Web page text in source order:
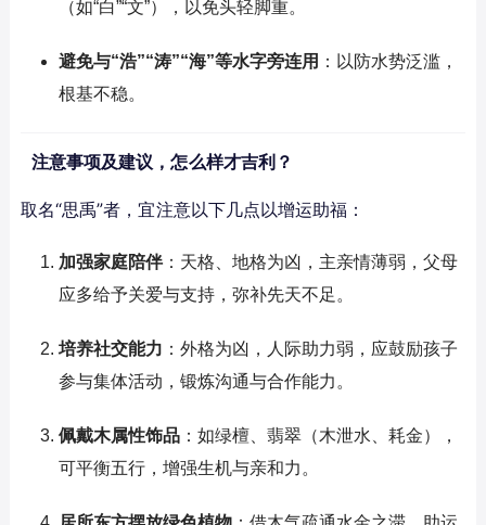
（如“白”“文”），以免头轻脚重。
避免与“浩”“涛”“海”等水字旁连用 ：以防水势泛滥，
根基不稳。
注意事项及建议，怎么样才吉利？
取名“思禹”者，宜注意以下几点以增运助福：
加强家庭陪伴：天格、地格为凶，主亲情薄弱，父母
应多给予关爱与支持，弥补先天不足。
培养社交能力 ：外格为凶，人际助力弱，应鼓励孩子
参与集体活动，锻炼沟通与合作能力。
佩戴木属性饰品：如绿檀、翡翠（木泄水、耗金），
可平衡五行，增强生机与亲和力。